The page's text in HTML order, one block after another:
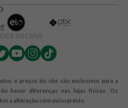
SOCIAIS
e preços do site são exclusivos para a
haver diferenças nas lojas físicas. Os
a alteração sem aviso prévio.